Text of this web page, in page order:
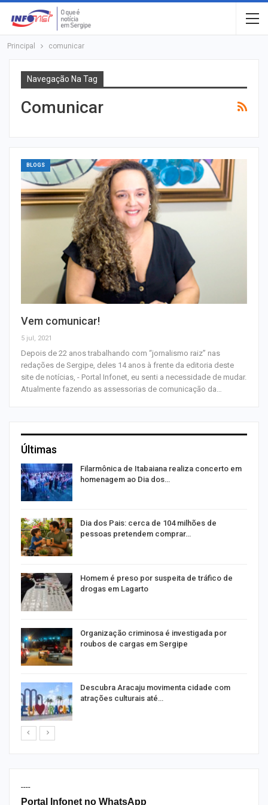
Principal comunicar
Navegação Na Tag
Comunicar
BLOGS
Vem comunicar!
5 jul, 2021
Depois de 22 anos trabalhando com “jornalismo raiz” nas
redações de Sergipe, deles 14 anos à frente da editoria deste
site de notícias, - Portal Infonet, eu senti a necessidade de mudar.
Atualmente fazendo as assessorias de comunicação da…
Últimas
Filarmônica de Itabaiana realiza concerto em
homenagem ao Dia dos…
Dia dos Pais: cerca de 104 milhões de
pessoas pretendem comprar…
Homem é preso por suspeita de tráfico de
drogas em Lagarto
Organização criminosa é investigada por
roubos de cargas em Sergipe
Descubra Aracaju movimenta cidade com
atrações culturais até…
----
Portal Infonet no WhatsApp